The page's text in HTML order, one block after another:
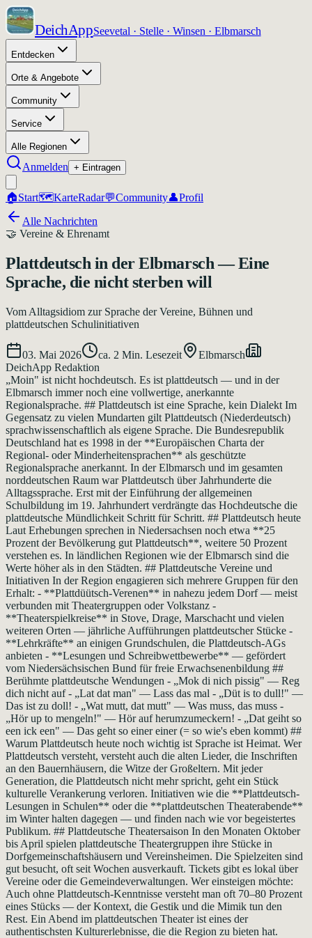
DeichAppSeevetal · Stelle · Winsen · Elbmarsch
Entdecken
Orte & Angebote
Community
Service
Alle Regionen
Anmelden + Eintragen
🏠Start🗺️KarteRadar💬Community👤Profil
Alle Nachrichten
🤝 Vereine & Ehrenamt
Plattdeutsch in der Elbmarsch — Eine
Sprache, die nicht sterben will
Vom Alltagsidiom zur Sprache der Vereine, Bühnen und
plattdeutschen Schulinitiativen
03. Mai 2026 ca. 2 Min. Lesezeit
Elbmarsch
DeichApp Redaktion
„Moin" ist nicht hochdeutsch. Es ist plattdeutsch — und in der
Elbmarsch immer noch eine vollwertige, anerkannte
Regionalsprache. ## Plattdeutsch ist eine Sprache, kein Dialekt Im
Gegensatz zu vielen Mundarten gilt Plattdeutsch (Niederdeutsch)
sprachwissenschaftlich als eigene Sprache. Die Bundesrepublik
Deutschland hat es 1998 in der **Europäischen Charta der
Regional- oder Minderheitensprachen** als geschützte
Regionalsprache anerkannt. In der Elbmarsch und im gesamten
norddeutschen Raum war Plattdeutsch über Jahrhunderte die
Alltagssprache. Erst mit der Einführung der allgemeinen
Schulbildung im 19. Jahrhundert verdrängte das Hochdeutsche die
plattdeutsche Mündlichkeit Schritt für Schritt. ## Plattdeutsch heute
Laut Erhebungen sprechen in Niedersachsen noch etwa **25
Prozent der Bevölkerung gut Plattdeutsch**, weitere 50 Prozent
verstehen es. In ländlichen Regionen wie der Elbmarsch sind die
Werte höher als in den Städten. ## Plattdeutsche Vereine und
Initiativen In der Region engagieren sich mehrere Gruppen für den
Erhalt: - **Plattdüütsch-Verenen** in nahezu jedem Dorf — meist
verbunden mit Theatergruppen oder Volkstanz -
**Theaterspielkreise** in Stove, Drage, Marschacht und vielen
weiteren Orten — jährliche Aufführungen plattdeutscher Stücke -
**Lehrkräfte** an einigen Grundschulen, die Plattdeutsch-AGs
anbieten - **Lesungen und Schreibwettbewerbe** — gefördert
vom Niedersächsischen Bund für freie Erwachsenenbildung ##
Berühmte plattdeutsche Wendungen - „Mok di nich pissig" — Reg
dich nicht auf - „Lat dat man" — Lass das mal - „Düt is to dull!" —
Das ist zu doll! - „Wat mutt, dat mutt" — Was muss, das muss -
„Hör up to mengeln!" — Hör auf herumzumeckern! - „Dat geiht so
een ick een" — Das geht so einer einer (= so wie's eben kommt) ##
Warum Plattdeutsch heute noch wichtig ist Sprache ist Heimat. Wer
Plattdeutsch versteht, versteht auch die alten Lieder, die Inschriften
an den Bauernhäusern, die Witze der Großeltern. Mit jeder
Generation, die Plattdeutsch nicht mehr spricht, geht ein Stück
kulturelle Verankerung verloren. Initiativen wie die **Plattdeutsch-
Lesungen in Schulen** oder die **plattdeutschen Theaterabende**
im Winter halten dagegen — und finden nach wie vor begeistertes
Publikum. ## Plattdeutsche Theatersaison In den Monaten Oktober
bis April spielen plattdeutsche Theatergruppen ihre Stücke in
Dorfgemeinschaftshäusern und Vereinsheimen. Die Spielzeiten sind
gut besucht, oft seit Wochen ausverkauft. Tickets gibt es lokal über
Vereine oder die Gemeindeverwaltungen. Wer einsteigen möchte:
Auch ohne Plattdeutsch-Kenntnisse versteht man oft 70–80 Prozent
eines Stücks — der Kontext, die Gestik und die Mimik tun den
Rest. Ein Abend im plattdeutschen Theater ist eines der
authentischsten Kulturerlebnisse, die die Region zu bieten hat.